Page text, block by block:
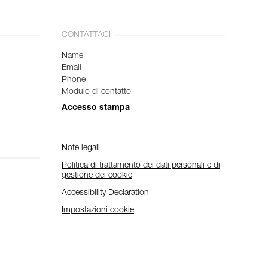
CONTATTACI
Name
Email
Phone
Modulo di contatto
Accesso stampa
Note legali
Politica di trattamento dei dati personali e di
gestione dei cookie
Accessibility Declaration
Impostazioni cookie